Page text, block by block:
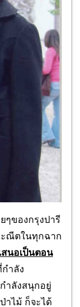
ๆของกรุงปารี
ะณีตในทุกฉาก
สนอเป็นตอน
ำลัง
ำลังสนุกอยู่
าไม้ ก็จะได้